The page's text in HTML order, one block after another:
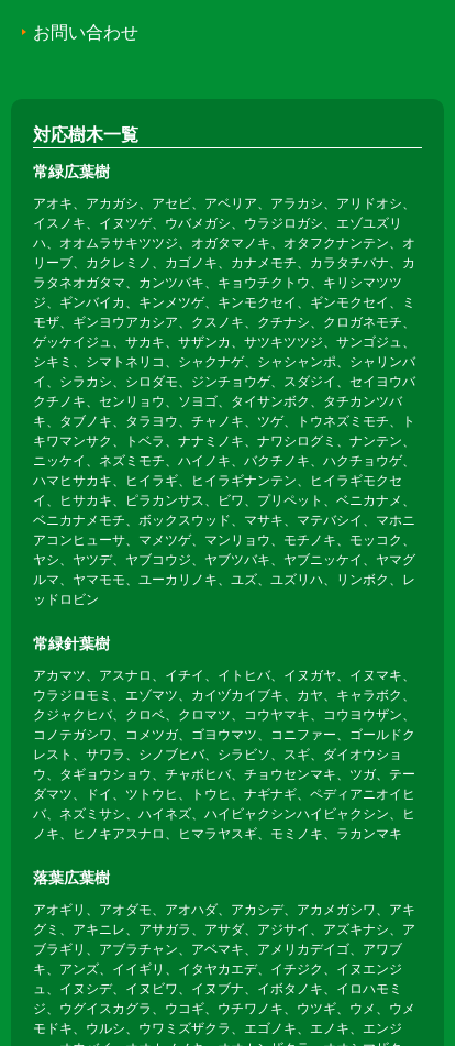
お問い合わせ
対応樹木一覧
常緑広葉樹
アオキ、アカガシ、アセビ、アベリア、アラカシ、アリドオシ、
イスノキ、イヌツゲ、ウバメガシ、ウラジロガシ、エゾユズリ
ハ、オオムラサキツツジ、オガタマノキ、オタフクナンテン、オ
リーブ、カクレミノ、カゴノキ、カナメモチ、カラタチバナ、カ
ラタネオガタマ、カンツバキ、キョウチクトウ、キリシマツツ
ジ、ギンバイカ、キンメツゲ、キンモクセイ、ギンモクセイ、ミ
モザ、ギンヨウアカシア、クスノキ、クチナシ、クロガネモチ、
ゲッケイジュ、サカキ、サザンカ、サツキツツジ、サンゴジュ、
シキミ、シマトネリコ、シャクナゲ、シャシャンポ、シャリンバ
イ、シラカシ、シロダモ、ジンチョウゲ、スダジイ、セイヨウバ
クチノキ、センリョウ、ソヨゴ、タイサンボク、タチカンツバ
キ、タブノキ、タラヨウ、チャノキ、ツゲ、トウネズミモチ、ト
キワマンサク、トベラ、ナナミノキ、ナワシログミ、ナンテン、
ニッケイ、ネズミモチ、ハイノキ、バクチノキ、ハクチョウゲ、
ハマヒサカキ、ヒイラギ、ヒイラギナンテン、ヒイラギモクセ
イ、ヒサカキ、ピラカンサス、ビワ、プリペット、ベニカナメ、
ベニカナメモチ、ボックスウッド、マサキ、マテバシイ、マホニ
アコンヒューサ、マメツゲ、マンリョウ、モチノキ、モッコク、
ヤシ、ヤツデ、ヤブコウジ、ヤブツバキ、ヤブニッケイ、ヤマグ
ルマ、ヤマモモ、ユーカリノキ、ユズ、ユズリハ、リンボク、レ
ッドロビン
常緑針葉樹
アカマツ、アスナロ、イチイ、イトヒバ、イヌガヤ、イヌマキ、
ウラジロモミ、エゾマツ、カイヅカイブキ、カヤ、キャラボク、
クジャクヒバ、クロベ、クロマツ、コウヤマキ、コウヨウザン、
コノテガシワ、コメツガ、ゴヨウマツ、コニファー、ゴールドク
レスト、サワラ、シノブヒバ、シラビソ、スギ、ダイオウショ
ウ、タギョウショウ、チャボヒバ、チョウセンマキ、ツガ、テー
ダマツ、ドイ、ツトウヒ、トウヒ、ナギナギ、ペディアニオイヒ
バ、ネズミサシ、ハイネズ、ハイビャクシンハイビャクシン、ヒ
ノキ、ヒノキアスナロ、ヒマラヤスギ、モミノキ、ラカンマキ
落葉広葉樹
アオギリ、アオダモ、アオハダ、アカシデ、アカメガシワ、アキ
グミ、アキニレ、アサガラ、アサダ、アジサイ、アズキナシ、ア
ブラギリ、アブラチャン、アベマキ、アメリカデイゴ、アワブ
キ、アンズ、イイギリ、イタヤカエデ、イチジク、イヌエンジ
ュ、イヌシデ、イヌビワ、イヌブナ、イボタノキ、イロハモミ
ジ、ウグイスカグラ、ウコギ、ウチワノキ、ウツギ、ウメ、ウメ
モドキ、ウルシ、ウワミズザクラ、エゴノキ、エノキ、エンジ